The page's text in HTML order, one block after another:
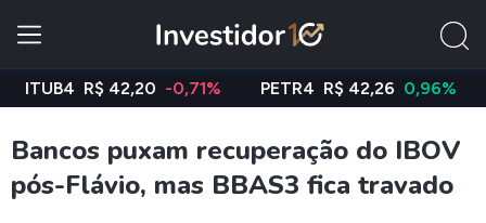
R$ 42,20 -0,71% PETR4 R$ 42,26 0,96%
Bancos puxam recuperação do IBOV
pós-Flávio, mas BBAS3 fica travado